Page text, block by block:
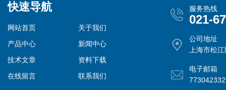
快速导航
网站首页
关于我们
产品中心
新闻中心
技术文章
资料下载
在线留言
联系我们
服务热线
021-
公司地址
上海市松
电子邮箱